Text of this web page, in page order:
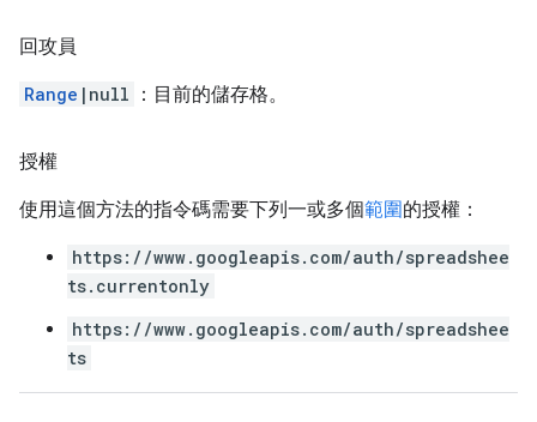
回攻員
Range |null ：目前的儲存格。
授權
使用這個方法的指令碼需要下列一或多個範圍的授權：
https://www.googleapis.com/auth/spreadshee
ts.currentonly
https://www.googleapis.com/auth/spreadshee
ts